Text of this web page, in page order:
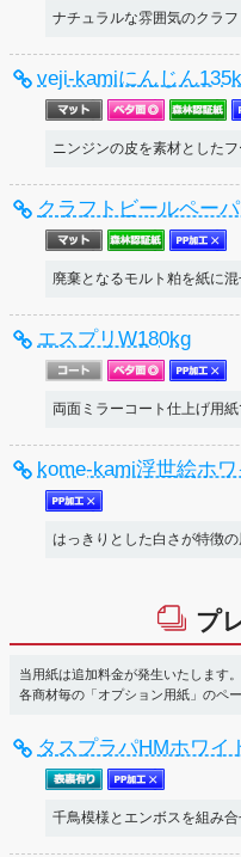
ナチュラルな雰囲気のクラフ
veji-kamiにんじん
ニンジンの皮を素材としたフ
クラフトビールペー
廃棄となるモルト粕を紙に
エスプリW180kg
両面ミラーコート仕上げ用紙
kome-kami浮世絵ホ
はっきりとした白さが特徴
プ
当用紙は追加料金が発生いたします
各商材毎の「オプション用紙」のペ
タスプラパHMホワイ
千鳥模様とエンボスを組み